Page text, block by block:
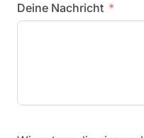
Deine Nachricht